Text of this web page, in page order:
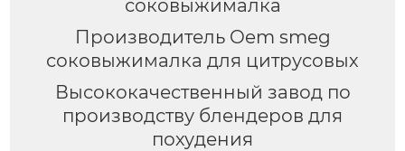
соковыжималка
Производитель Oem smeg
соковыжималка для цитрусовых
Высококачественный завод по
производству блендеров для
похудения